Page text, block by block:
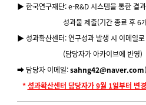
▶️ 한국연구재단: e-R&D 시스템을 통한 결
성과물 제출(기간 종료 후 6개
▶️ 성과확산센터: 연구성과 발생 시 이메일
(담당자가 아카이브에 반영)
➡️ 담당자 이메일:sahng42@naver.com
*성과확산센터 담당자가 9월 1일부터 변